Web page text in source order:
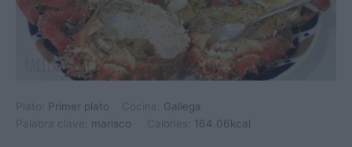
Primer plato
Gallega
marisco 164.06kcal